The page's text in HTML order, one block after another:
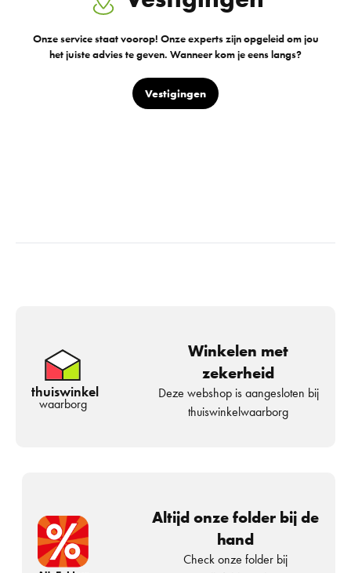
Onze service staat voorop! Onze experts zijn opgeleid om jou
het juiste advies te geven. Wanneer kom je eens langs?
Vestigingen
thuiswinkel
waarborg
Winkelen met
zekerheid
Deze webshop is aangesloten bij
thuiswinkelwaarborg
Altijd onze folder bij de
hand
Check onze folder bij